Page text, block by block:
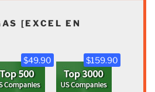
[EXCEL EN
$49.90 $159.90